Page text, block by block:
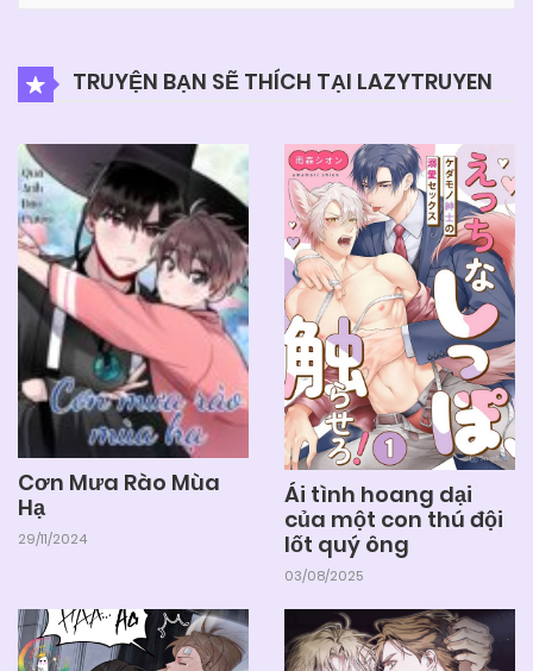
TRUYỆN BẠN SẼ THÍCH TẠI LAZYTRUYEN
Cơn Mưa Rào Mùa
Hạ
29/11/2024
Ái tình hoang dại
của một con thú đội
lốt quý ông
03/08/2025